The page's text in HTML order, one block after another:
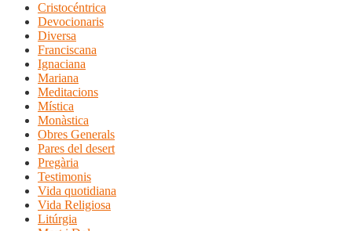
Cristocéntrica
Devocionaris
Diversa
Franciscana
Ignaciana
Mariana
Meditacions
Mística
Monàstica
Obres Generals
Pares del desert
Pregària
Testimonis
Vida quotidiana
Vida Religiosa
Litúrgia